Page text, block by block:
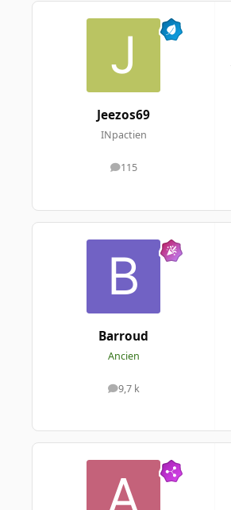
Jeezos69
INpactien
115
messages
Barroud
Ancien
9,7 k
messages